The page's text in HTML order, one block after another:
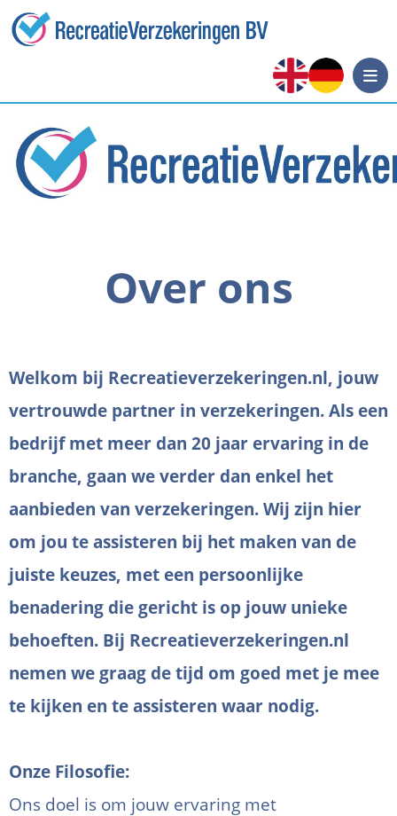
Over ons
Welkom bij Recreatieverzekeringen.nl, jouw
vertrouwde partner in verzekeringen. Als een
bedrijf met meer dan 20 jaar ervaring in de
branche, gaan we verder dan enkel het
aanbieden van verzekeringen. Wij zijn hier
om jou te assisteren bij het maken van de
juiste keuzes, met een persoonlijke
benadering die gericht is op jouw unieke
behoeften. Bij Recreatieverzekeringen.nl
nemen we graag de tijd om goed met je mee
te kijken en te assisteren waar nodig.
Onze Filosofie:
Ons doel is om jouw ervaring met